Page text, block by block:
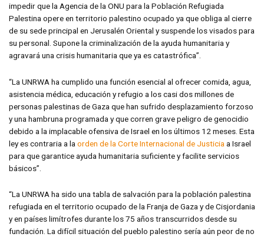
impedir que la Agencia de la ONU para la Población Refugiada
Palestina opere en territorio palestino ocupado ya que obliga al cierre
de su sede principal en Jerusalén Oriental y suspende los visados para
su personal. Supone la criminalización de la ayuda humanitaria y
agravará una crisis humanitaria que ya es catastrófica”.
“La UNRWA ha cumplido una función esencial al ofrecer comida, agua,
asistencia médica, educación y refugio a los casi dos millones de
personas palestinas de Gaza que han sufrido desplazamiento forzoso
y una hambruna programada y que corren grave peligro de genocidio
debido a la implacable ofensiva de Israel en los últimos 12 meses. Esta
ley es contraria a la orden de la Corte Internacional de Justicia a Israel
para que garantice ayuda humanitaria suficiente y facilite servicios
básicos”.
“La UNRWA ha sido una tabla de salvación para la población palestina
refugiada en el territorio ocupado de la Franja de Gaza y de Cisjordania
y en países limítrofes durante los 75 años transcurridos desde su
fundación. La difícil situación del pueblo palestino sería aún peor de no